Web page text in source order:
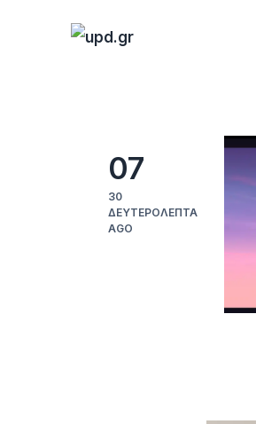
07
30
ΔΕΥΤΕΡΌΛΕΠΤΑ
AGO